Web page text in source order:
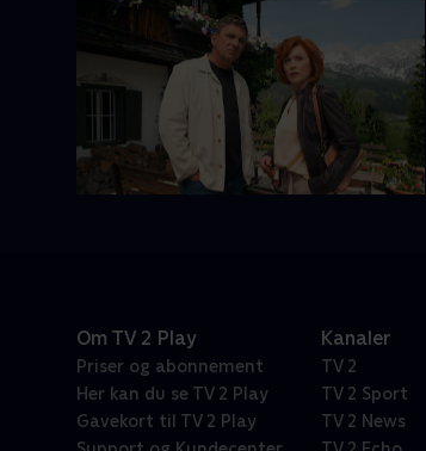
Om TV 2 Play
Priser og abonnement
Her kan du se TV 2 Play
Gavekort til TV 2 Play
Kanaler
TV 2
TV 2 Sport
TV 2 News